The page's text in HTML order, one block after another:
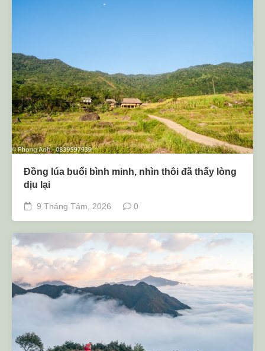
Đồng lúa buổi bình minh, nhìn thôi đã thấy lòng
dịu lại
9 Tháng Tám, 2026 0